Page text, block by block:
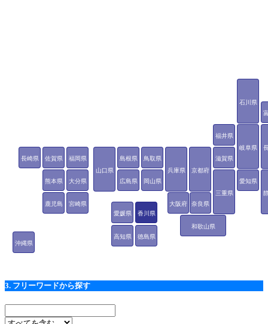
石川県
福井県
岐阜県
愛知県
三重県
滋賀県
京都府
大阪府
兵庫県
奈良県
和歌山県
鳥取県
島根県
岡山県
広島県
山口県
徳島県
香川県
愛媛県
高知県
福岡県
佐賀県
長崎県
熊本県 大分県
宮崎県
鹿児島
沖縄県
3. フリーワードから探す